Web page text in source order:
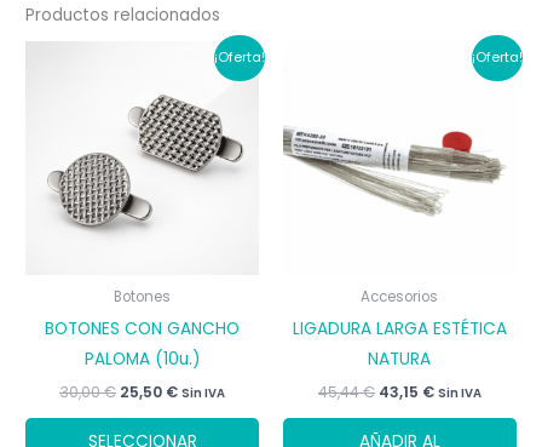
Productos relacionados
¡Oferta!
Botones
BOTONES CON GANCHO
PALOMA (10u.)
30,00€ El
25,50 €ElSin IVA
SELECCIONAR
Este
¡Oferta!
Accesorios
LIGADURA LARGA ESTÉTICA
NATURA
45,44€ El
original
43,15 €ElSin IVA
AÑADIR AL